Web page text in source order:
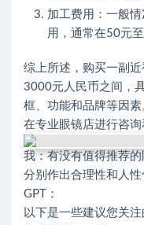
加工费用：一般
用，通常在50元
综上所述，购买一副
3000元人民币之间，
框、功能和品牌等因
在专业眼镜店进行咨询
我：有没有值得推荐
分别作出合理性和人
GPT：
以下是一些建议您关